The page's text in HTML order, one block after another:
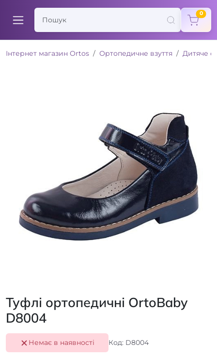
0
Інтернет магазин Ortos Ортопедичне взуття Дитяче
Туфлі ортопедичні ОrtoBaby
D8004
Немає в наявності Код: D8004